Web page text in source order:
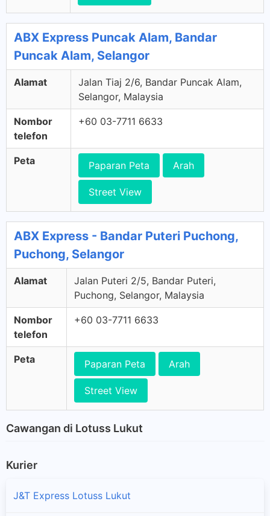
ABX Express Puncak Alam, Bandar
Puncak Alam, Selangor
Alamat
Jalan Tiaj 2/6, Bandar Puncak Alam,
Selangor, Malaysia
Nombor
telefon
+60 03-7711 6633
Peta Paparan Peta Arah
Street View
ABX Express - Bandar Puteri Puchong,
Puchong, Selangor
Alamat
Jalan Puteri 2/5, Bandar Puteri,
Puchong, Selangor, Malaysia
Nombor
telefon
+60 03-7711 6633
Peta Paparan Peta Arah
Street View
Cawangan di Lotuss Lukut
Kurier
J&T Express Lotuss Lukut